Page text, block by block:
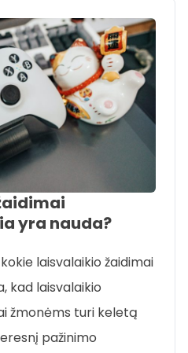
yra nauda?
laisvalaikio žaidimai
kad laisvalaikio
žmonėms turi keletą
pažinimo